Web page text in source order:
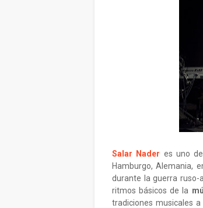
Salar Nader es uno
Hamburgo, Alemania,
durante la guerra ruso-
ritmos básicos de la
tradiciones musicales